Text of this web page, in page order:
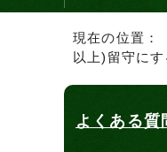
現在の位置：
以上)留守に
よくある質